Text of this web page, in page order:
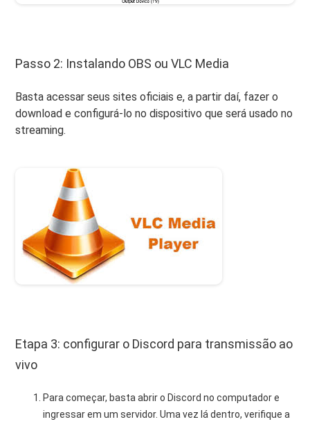
Passo 2: Instalando OBS ou VLC Media
Basta acessar seus sites oficiais e, a partir daí, fazer o
download e configurá-lo no dispositivo que será usado no
streaming.
Etapa 3: configurar o Discord para transmissão ao
vivo
Para começar, basta abrir o Discord no computador e
ingressar em um servidor. Uma vez lá dentro, verifique a